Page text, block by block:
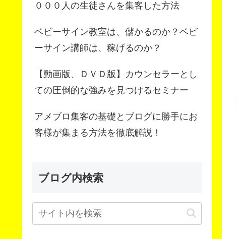
０００人の生徒さんを集客した方法
ベビーサイン教室は、儲かるのか？ベビ
ーサイン講師は、稼げるのか？
【動画版、ＤＶＤ版】カウンセラーとし
ての圧倒的な強みを見つけるセミナー
アメブロ集客の基礎とブログに勝手にお
客様が集まる方法を徹底解説！
ブログ内検索